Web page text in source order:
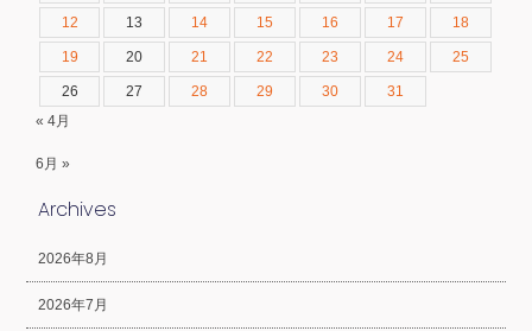
12 13 14 15 16 17 18
19 20 21 22 23 24 25
26 27 28 29 30
31
« 4月
6月 »
Archives
2026年8月
2026年7月